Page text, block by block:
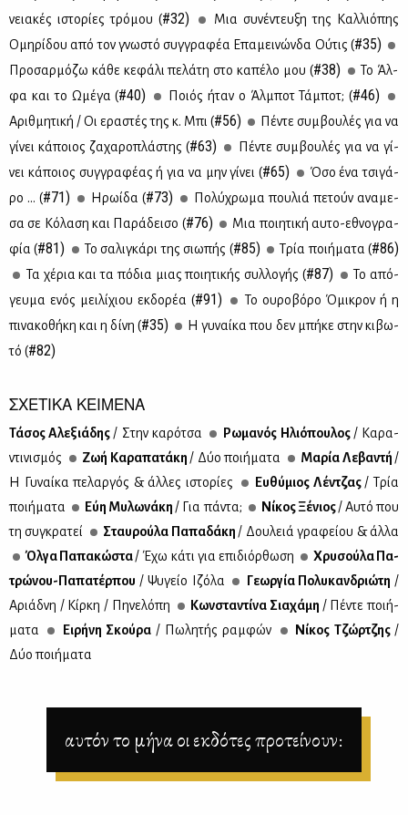
νεια­κές ιστο­ρί­ες τρό­μου (#32)
Μια συ­νέ­ντευ­ξη της Καλ­λιό­πης
Ομη­ρί­δου από τον γνω­στό συγ­γρα­φέα Επα­μει­νών­δα Ού­τις (#35)
Προ­σαρ­μό­ζω κά­θε κε­φά­λι πε­λά­τη στο κα­πέ­λο μου (#38)
Το Άλ­
φα και το Ωμέ­γα (#40) Ποιός ήταν ο Άλ­μποτ Τά­μποτ; (#46)
Αριθ­μη­τι­κή / Οι ερα­στές της κ. Μπι (#56)
Πέ­ντε συμ­βου­λές για να
γί­νει κά­ποιος ζα­χα­ρο­πλά­στης (#63)
Πέ­ντε συμ­βου­λές για να γί­
νει κά­ποιος συγ­γρα­φέ­ας ή για να μην γί­νει (#65)
Όσο ένα τσι­γά­
ρο ... (#71) Ηρω­ί­δα (#73)
Πο­λύ­χρω­μα που­λιά πε­τούν ανα­με­
σα σε Κό­λα­ση και Πα­ρά­δει­σο (#76)
Μια ποι­η­τι­κή αυ­το-εθνο­γρα­
φία (#81) Το σα­λι­γκά­ρι της σιω­πής (#85) Τρία ποι­ή­μα­τα (#86)
Τα χέ­ρια και τα πό­δια μιας ποι­η­τι­κής συλ­λο­γής (#87)
Το από­
γευ­μα ενός μει­λί­χιου εκ­δο­ρέα (#91)
Το ου­ρο­βό­ρο Όμι­κρον ή η
πι­να­κο­θή­κη και η δί­νη (#35)
Η γυ­ναί­κα που δεν μπή­κε στην κι­βω­
τό (#82)
ΣΧΕΤΙΚΑ ΚΕΙΜΕΝΑ
Τά­σος Αλε­ξιά­δης/ Στην κα­ρό­τσα Ρω­μα­νός Ηλιό­που­λος/ Κα­ρα­
ντι­νι­σμός
Ζωή Κα­ρα­πα­τά­κη/ Δύο ποι­ή­μα­τα Μα­ρία Λε­βα­ντή/
Η Γυ­ναί­κα πε­λαρ­γός & άλ­λες ιστο­ρί­ες
Ευ­θύ­μιος Λέν­τζας/ Τρία
ποι­ή­μα­τα
Εύη Μυ­λω­νά­κη/ Για πά­ντα; Νί­κος Ξέ­νιος/ Αυ­τό που
τη συ­γκρα­τεί
Σταυ­ρού­λα Πα­πα­δά­κη/ Δου­λειά γρα­φεί­ου & άλ­λα
Όλ­γα Πα­πα­κώ­στα/ Έχω κά­τι για επι­διόρ­θω­ση
Χρυ­σού­λα Πα­
τρώ­νου-Πα­πα­τέρ­που / Ψυ­γείο Ιζό­λα Γε­ωρ­γία Πο­λυ­καν­δριώ­τη/
Αριά­δνη / Κίρ­κη / Πη­νε­λό­πη
Κων­στα­ντί­να Σια­χά­μη / Πέ­ντε ποι­ή­
μα­τα
Ει­ρή­νη Σκού­ρα / Πω­λη­τής ραμ­φών Νί­κος Τζώρ­τζης/
Δύο ποι­ή­μα­τα
αυτόν το μήνα οι εκδότες προτείνουν: